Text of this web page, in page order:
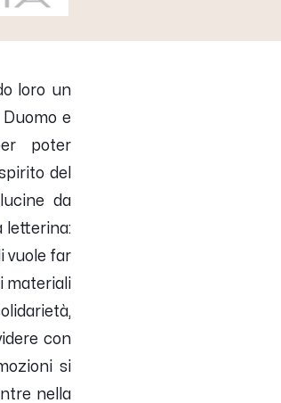
loro un
e
poter
del
da
letterina:
vuole far
materiali
con
si
nella